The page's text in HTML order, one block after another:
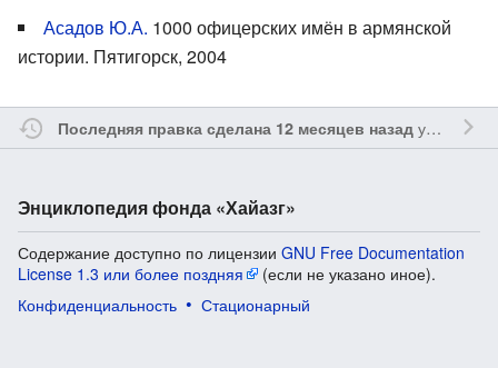
Асадов Ю.А. 1000 офицерских имён в армянской
истории. Пятигорск, 2004
Последняя правка сделана 12 месяцев назадучастником
Энциклопедия фонда «Хайазг»
Содержание доступно по лицензии GNU Free Documentation
License 1.3 или более поздняя
(если не указано иное).
Конфиденциальность
Стационарный